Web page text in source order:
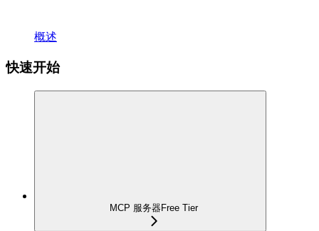
概述
快速开始
MCP 服务器Free Tier